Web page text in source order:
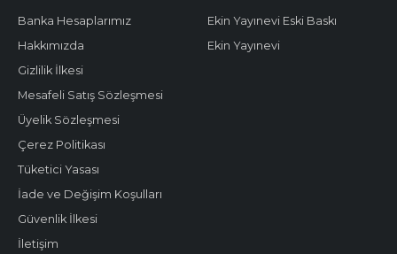
Banka Hesaplarımız
Hakkımızda
Gizlilik İlkesi
Mesafeli Satış Sözleşmesi
Üyelik Sözleşmesi
Çerez Politikası
Tüketici Yasası
İade ve Değişim Koşulları
Güvenlik İlkesi
İletişim
Ekin Yayınevi Eski Baskı
Ekin Yayınevi